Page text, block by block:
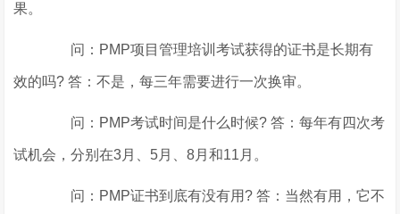
果。
问：PMP项目管理培训考试获得的证书是长期有
效的吗? 答：不是，每三年需要进行一次换审。
问：PMP考试时间是什么时候? 答：每年有四次考
试机会，分别在3月、5月、8月和11月。
问：PMP证书到底有没有用? 答：当然有用，它不